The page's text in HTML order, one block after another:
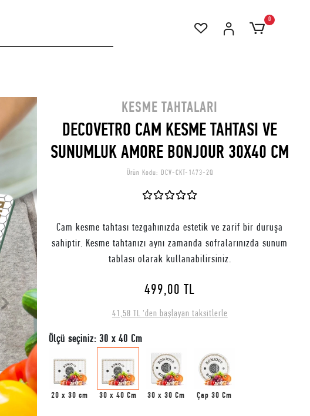
0
KESME TAHTALARI
DECOVETRO CAM KESME TAHTASI VE
SUNUMLUK AMORE BONJOUR 30X40 CM
Ürün Kodu: DCV-CKT-1473-2Q
Cam kesme tahtası tezgahınızda estetik ve zarif bir duruşa
sahiptir. Kesme tahtanızı aynı zamanda sofralarınızda sunum
tablası olarak kullanabilirsiniz.
499,00 TL
41,58 TL 'den başlayan taksitlerle
Ölçü seçiniz: 30 x 40 Cm
20 x 30 cm 30 x 40 Cm 30 x 30 Cm Çap 30 Cm